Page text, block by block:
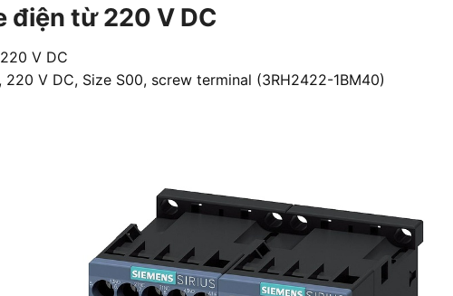
điện từ 220 V DC
V DC
V DC, Size S00, screw terminal (3RH2422-1BM40)